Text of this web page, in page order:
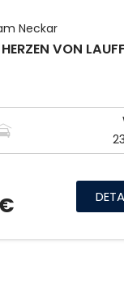
Neckar
VON